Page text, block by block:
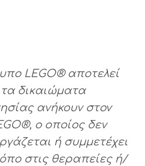
LEGO® αποτελεί
δικαιώματα
ανήκουν στον
ο οποίος δεν
ή συμμετέχει
στις θεραπείες ή/